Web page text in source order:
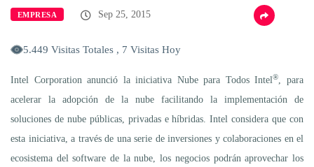
EMPRESA Sep 25, 2015
5.449 Visitas Totales , 7 Visitas Hoy
Intel Corporation anunció la iniciativa Nube para Todos Intel®
, para
acelerar la adopción de la nube facilitando la implementación de
soluciones de nube públicas, privadas e híbridas. Intel considera que con
esta iniciativa, a través de una serie de inversiones y colaboraciones en el
ecosistema del software de la nube, los negocios podrán aprovechar los